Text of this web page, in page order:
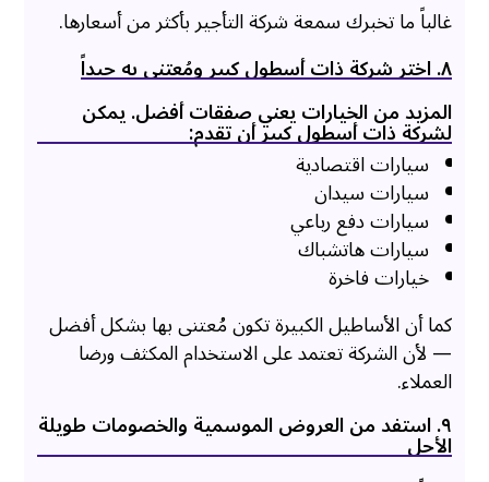
غالباً ما تخبرك سمعة شركة التأجير بأكثر من أسعارها.
٨. اختر شركة ذات أسطول كبير ومُعتنى به جيداً
المزيد من الخيارات يعني صفقات أفضل. يمكن
لشركة ذات أسطول كبير أن تقدم:
سيارات اقتصادية
سيارات سيدان
سيارات دفع رباعي
سيارات هاتشباك
خيارات فاخرة
كما أن الأساطيل الكبيرة تكون مُعتنى بها بشكل أفضل
— لأن الشركة تعتمد على الاستخدام المكثف ورضا
العملاء.
٩. استفد من العروض الموسمية والخصومات طويلة
الأجل